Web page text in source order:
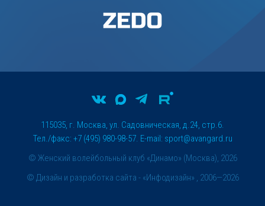
© Женский волейбольный клуб «Динамо» (Москва), 2026
115035, г. Москва, ул. Садовническая, д.24, стр.6.
Тел./факс: +7 (495) 980-98-57. E-mail: sport@avangard.ru
© Дизайн и разработка сайта - «Инфодизайн» , 2006—2026